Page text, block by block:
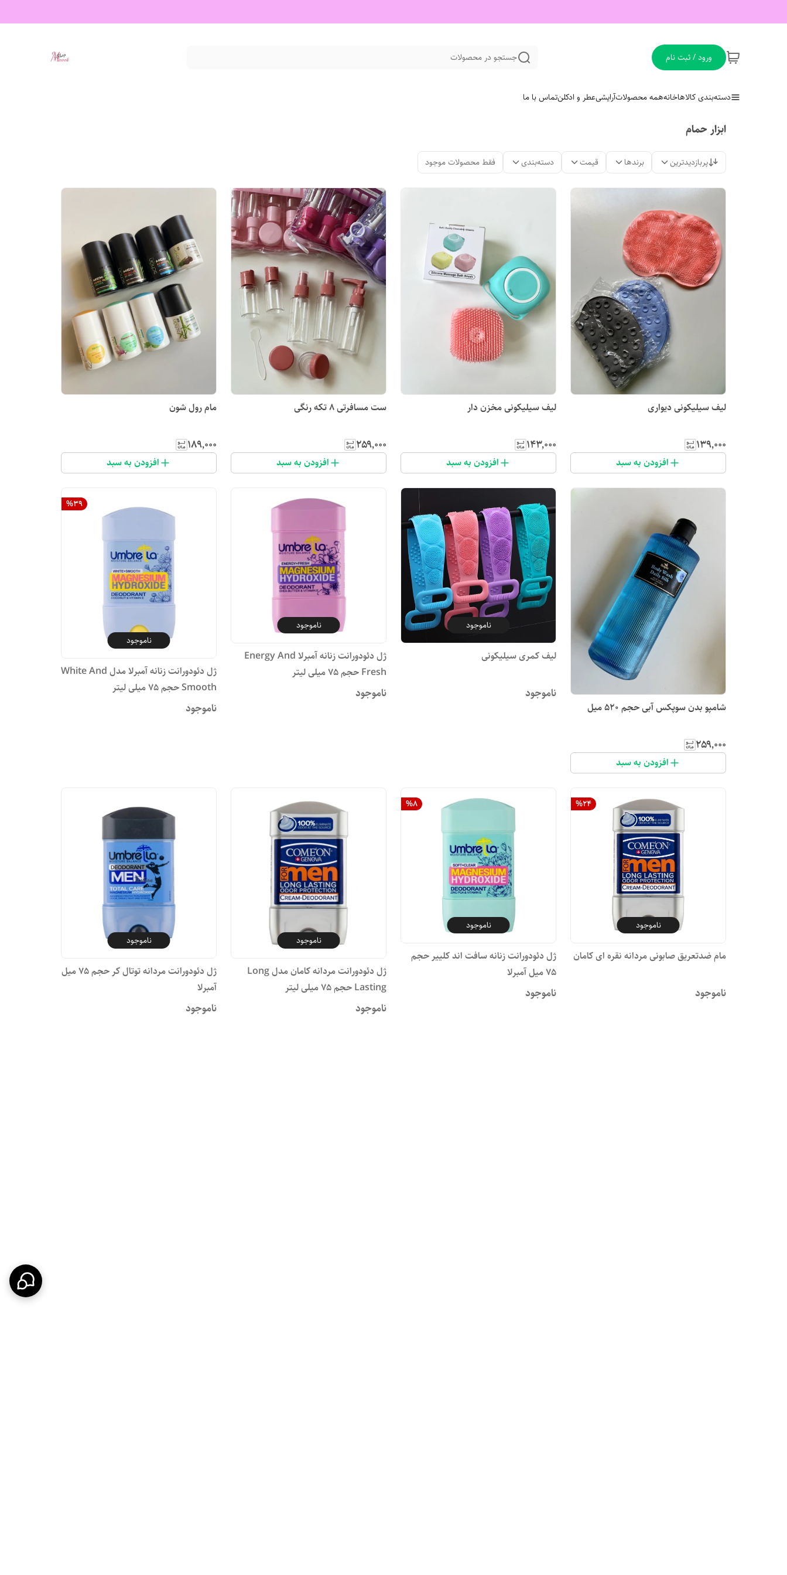
ورود / ثبت نام جستجو در محصولات
دسته‌بندی کالاهاخانههمه محصولاتآرایشیعطر و ادکلنتماس با ما
ابزار حمام
پربازدیدترین برندها قیمت دسته‌بندی فقط محصولات موجود
لیف سیلیکونی دیواری
۱۳۹٬۰۰۰
افزودن به سبد
لیف سیلیکونی مخزن دار
۱۴۳٬۰۰۰
افزودن به سبد
ست مسافرتی 8 تکه رنگی
۲۵۹٬۰۰۰
افزودن به سبد
مام رول شون
۱۸۹٬۰۰۰
افزودن به سبد
شامپو بدن سوپکس آبی حجم 520 میل
۲۵۹٬۰۰۰
افزودن به سبد
ناموجود
لیف کمری سیلیکونی
ناموجود
ناموجود
ژل دئودورانت زنانه آمبرلا Energy And
Fresh حجم 75 میلی لیتر
ناموجود
%39
ناموجود
ژل دئودورانت زنانه آمبرلا مدل White And
Smooth حجم 75 میلی لیتر
ناموجود
%24
ناموجود
مام ضدتعریق صابونی مردانه نقره ای کامان
ناموجود
%8
ناموجود
ژل دئودورانت زنانه سافت اند کلییر حجم
75 میل آمبرلا
ناموجود
ناموجود
ژل دئودورانت مردانه کامان مدل Long
Lasting حجم 75 میلی لیتر
ناموجود
ناموجود
ژل دئودورانت مردانه توتال کر حجم 75 میل
آمبرلا
ناموجود